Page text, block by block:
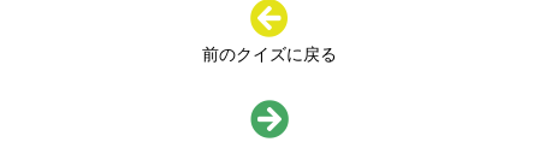
前のクイズに戻る